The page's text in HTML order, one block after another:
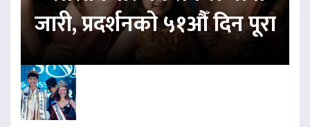
जारी, प्रदर्शनको ५१औँ दिन पूरा